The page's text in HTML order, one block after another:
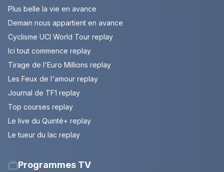
Plus belle la vie en avance
Demain nous appartient en avance
Cyclisme UCI World Tour replay
Ici tout commence replay
Tirage de l'Euro Millions replay
Les Feux de l'amour replay
Journal de TF1 replay
Top courses replay
Le live du Quinté+ replay
Le tueur du lac replay
Programmes TV